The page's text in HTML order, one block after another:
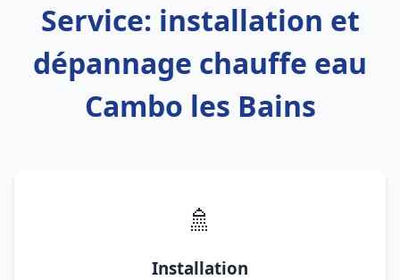
Service: installation et
dépannage chauffe eau
Cambo les Bains
🚿
Installation